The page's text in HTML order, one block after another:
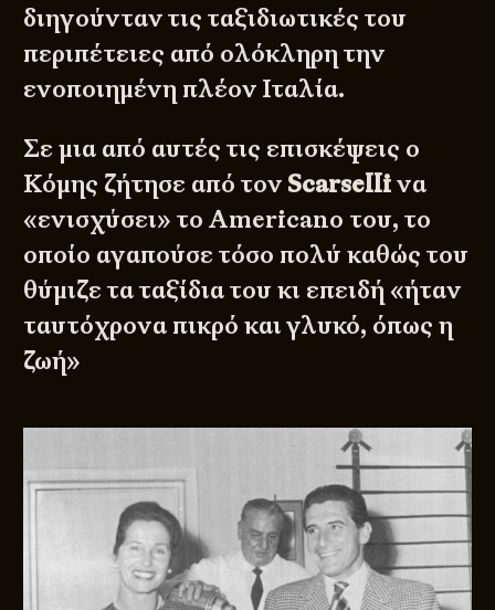
διηγούνταν τις ταξιδιωτικές του
περιπέτειες από ολόκληρη την
ενοποιημένη πλέον Ιταλία.
Σε μια από αυτές τις επισκέψεις ο
Κόμης ζήτησε από τον Scarselliνα
«ενισχύσει» το Americano του, το
οποίο αγαπούσε τόσο πολύ καθώς του
θύμιζε τα ταξίδια του κι επειδή «ήταν
ταυτόχρονα πικρό και γλυκό, όπως η
ζωή»